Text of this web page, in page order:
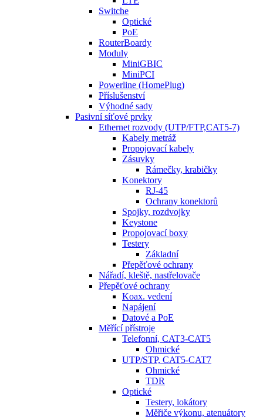
Switche
Optické
PoE
RouterBoardy
Moduly
MiniGBIC
MiniPCI
Powerline (HomePlug)
Příslušenství
Výhodné sady
Pasivní síťové prvky
Ethernet rozvody (UTP/FTP,CAT5-7)
Kabely metráž
Propojovací kabely
Zásuvky
Rámečky, krabičky
Konektory
RJ-45
Ochrany konektorů
Spojky, rozdvojky
Keystone
Propojovací boxy
Testery
Základní
Přepěťové ochrany
Nářadí, kleště, nastřelovače
Přepěťové ochrany
Koax. vedení
Napájení
Datové a PoE
Měřící přístroje
Telefonní, CAT3-CAT5
Ohmické
UTP/STP, CAT5-CAT7
Ohmické
TDR
Optické
Testery, lokátory
Měřiče výkonu, atenuátory